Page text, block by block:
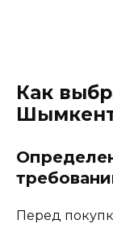
Как
Перед